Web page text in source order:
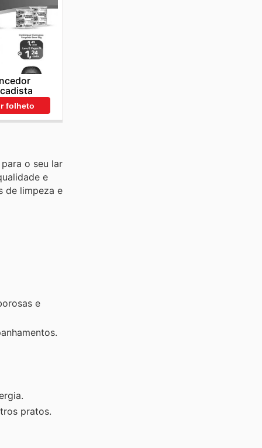
folheto
o seu lar
e
de limpeza e
e
pratos.